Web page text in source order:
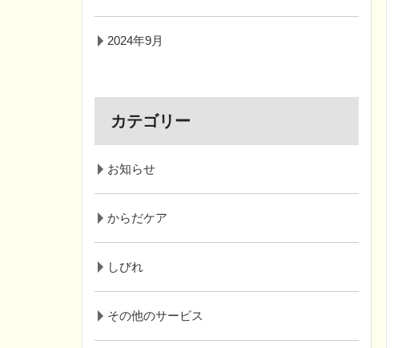
2024年9月
カテゴリー
お知らせ
からだケア
しびれ
その他のサービス